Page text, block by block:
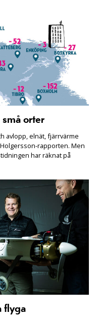
små orter
avlopp, elnät, fjärrvärme
rapporten. Men
har räknat på
flyga